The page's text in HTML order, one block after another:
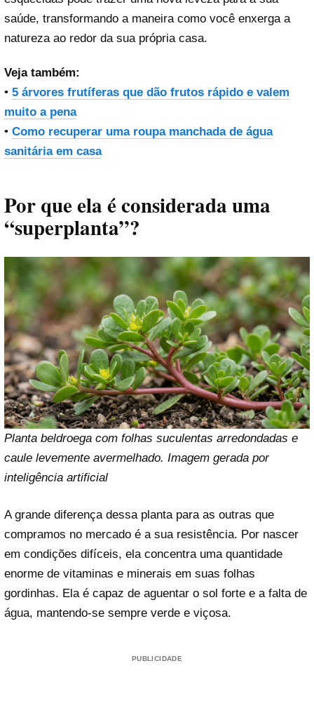
saúde, transformando a maneira como você enxerga a
natureza ao redor da sua própria casa.
Veja também:
• 5 árvores frutíferas que dão frutos rápido e valem
muito a pena
• Como recuperar uma roupa manchada de água
sanitária em casa
Por que ela é considerada uma
“superplanta”?
Planta beldroega com folhas suculentas arredondadas e
caule levemente avermelhado. Imagem gerada por
inteligência artificial
A grande diferença dessa planta para as outras que
compramos no mercado é a sua resistência. Por nascer
em condições difíceis, ela concentra uma quantidade
enorme de vitaminas e minerais em suas folhas
gordinhas. Ela é capaz de aguentar o sol forte e a falta de
água, mantendo-se sempre verde e viçosa.
PUBLICIDADE